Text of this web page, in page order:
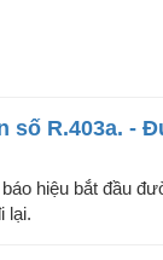
số R.403a. -
báo hiệu bắt đầu
lại.